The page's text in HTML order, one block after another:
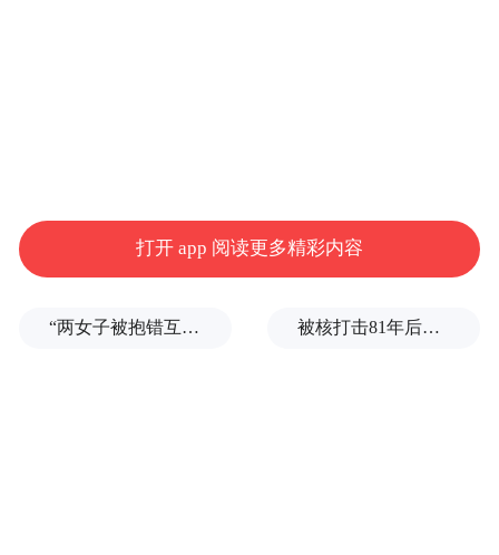
打开 app 阅读更多精彩内容
“两女子被抱错互换人生37年”一当事人沉默多日发声：我不是受益者 被核打击81年后，日本广岛废墟旁响起抗议声：拒绝拥核